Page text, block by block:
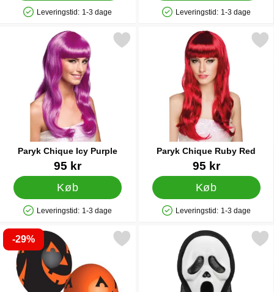
Produkttilgængelighed: På lager
Leveringstid: 1-3 dage
Produkttilgængelighed: På lager
Leveringstid: 1-3 dage
Paryk Chique Icy Purple
Varenr 1943495 kr
Køb
Produkttilgængelighed: På lager
Leveringstid: 1-3 dage
Markér paryk Chique Icy Purple som favorit
Paryk Chique Ruby Red
Varenr 1942795 kr
Køb
Produkttilgængelighed: På lager
Leveringstid: 1-3 dage
Markér paryk Chique
-29%
Markér halloween Balloner Græskar som favorit
Markér spøgelsesmaske